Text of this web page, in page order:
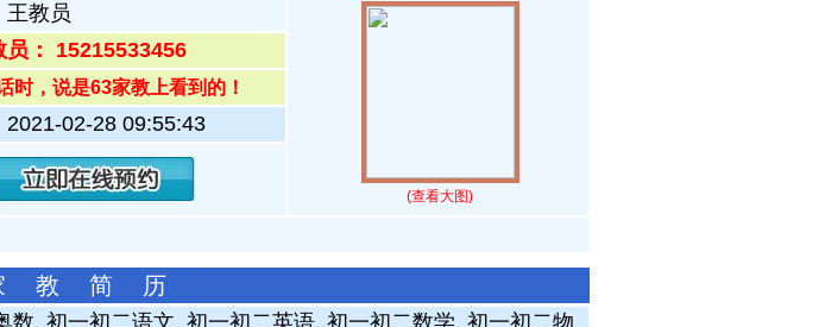
王教员
(查看大图)
员： 15215533456
时，说是63家教上看到的！
2021-02-28 09:55:43
教 简 历
数, 初一初二语文, 初一初二英语, 初一初二数学, 初一初二物